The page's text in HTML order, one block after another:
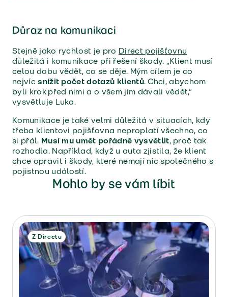
Důraz na komunikaci
Stejně jako rychlost je pro Direct pojišťovnu
důležitá i komunikace při řešení škody. „Klient musí
celou dobu vědět, co se děje. Mým cílem je co
nejvícsnížit počet dotazů klientů. Chci, abychom
byli krok před nimi a o všem jim dávali vědět,“
vysvětluje Luka.
Komunikace je také velmi důležitá v situacích, kdy
třeba klientovi pojišťovna neproplatí všechno, co
si přál. Musí mu umět pořádně vysvětlit, proč tak
rozhodla. Například, když u auta zjistila, že klient
chce opravit i škody, které nemají nic společného s
pojistnou událostí.
Mohlo by se vám líbit
Z Directu